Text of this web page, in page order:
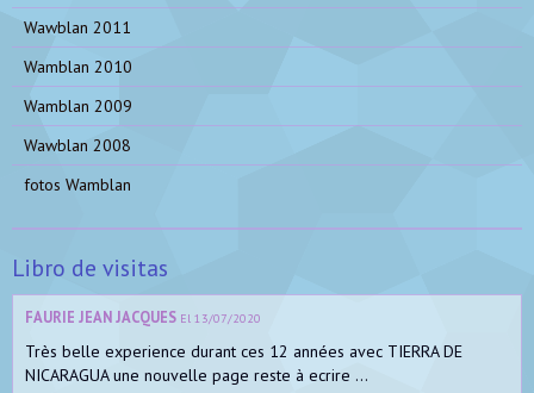
Wawblan 2011
Wamblan 2010
Wamblan 2009
Wawblan 2008
fotos Wamblan
Libro de visitas
FAURIE JEAN JACQUES El 13/07/2020
Très belle experience durant ces 12 années avec TIERRA DE
NICARAGUA une nouvelle page reste à ecrire ...